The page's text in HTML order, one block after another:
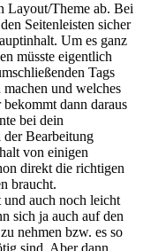
Layout/Theme ab. Bei
Seitenleisten sicher
Um es ganz
müsste eigentlich
Tags
und welches
dann daraus
bei dein
Bearbeitung
von einigen
direkt die richtigen
braucht.
auch noch leicht
sich ja auch auf den
nehmen bzw. es so